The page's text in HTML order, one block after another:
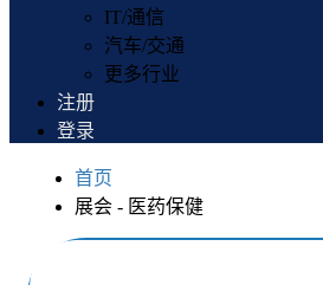
IT/通信
汽车/交通
更多行业
注册
登录
首页
展会 - 医药保健